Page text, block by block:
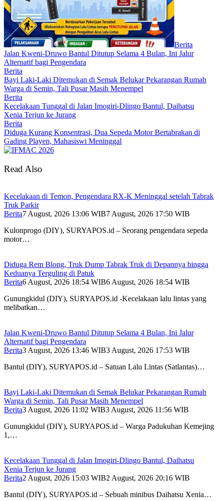
Berita
Jalan Kweni-Druwo Bantul Ditutup Selama 4 Bulan, Ini Jalur
Alternatif bagi Pengendara
Berita
Bayi Laki-Laki Ditemukan di Semak Belukar Pekarangan Rumah
Warga di Semin, Tali Pusar Masih Menempel
Berita
Kecelakaan Tunggal di Jalan Imogiri-Dlingo Bantul, Daihatsu
Xenia Terjun ke Jurang
Berita
Diduga Kurang Konsentrasi, Dua Sepeda Motor Bertabrakan di
Gading Playen, Mahasiswi Meninggal
Read Also
Kecelakaan di Temon, Pengendara RX-K Meninggal setelah Tabrak
Truk Parkir
Berita7 August, 2026 13:06 WIB7 August, 2026 17:50 WIB
Kulonprogo (DIY), SURYAPOS.id – Seorang pengendara sepeda
motor…
Diduga Rem Blong, Truk Dump Tabrak Truk di Depannya hingga
Keduanya Terguling di Patuk
Berita6 August, 2026 18:54 WIB6 August, 2026 18:54 WIB
Gunungkidul (DIY), SURYAPOS.id -Kecelakaan lalu lintas yang
melibatkan…
Jalan Kweni-Druwo Bantul Ditutup Selama 4 Bulan, Ini Jalur
Alternatif bagi Pengendara
Berita3 August, 2026 13:46 WIB3 August, 2026 17:53 WIB
Bantul (DIY), SURYAPOS.id – Satuan Lalu Lintas (Satlantas)…
Bayi Laki-Laki Ditemukan di Semak Belukar Pekarangan Rumah
Warga di Semin, Tali Pusar Masih Menempel
Berita3 August, 2026 11:02 WIB3 August, 2026 11:56 WIB
Gunungkidul (DIY), SURYAPOS.id – Warga Padukuhan Kemejing
1,…
Kecelakaan Tunggal di Jalan Imogiri-Dlingo Bantul, Daihatsu
Xenia Terjun ke Jurang
Berita2 August, 2026 15:03 WIB2 August, 2026 20:16 WIB
Bantul (DIY), SURYAPOS.id – Sebuah minibus Daihatsu Xenia…